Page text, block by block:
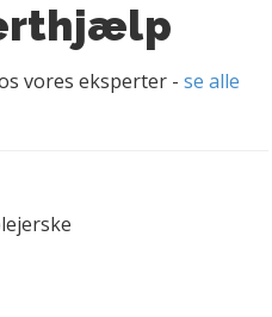
vores eksperter - se alle